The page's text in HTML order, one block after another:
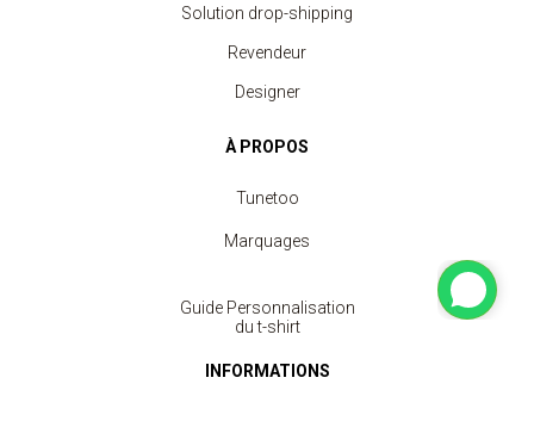
Solution drop-shipping
Revendeur
Designer
À PROPOS
Tunetoo
Marquages
Guide Personnalisation
du t-shirt
INFORMATIONS